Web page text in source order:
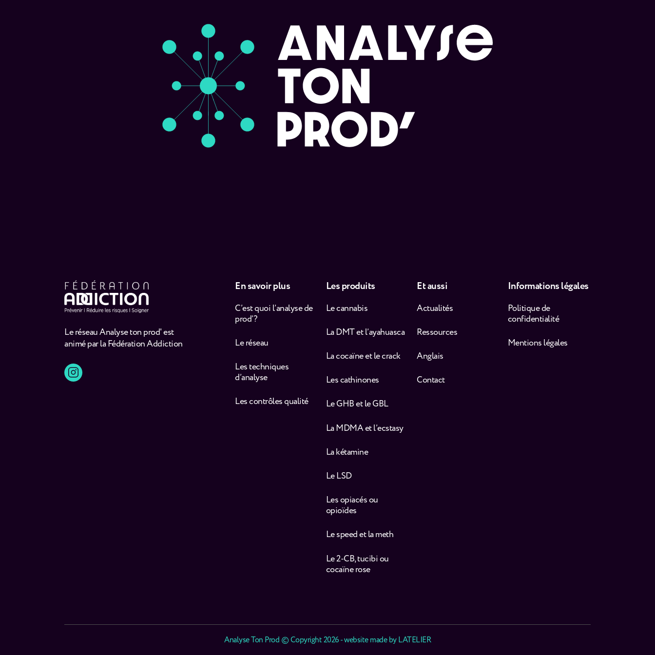
Le réseau Analyse ton prod' est
animé par la Fédération Addiction
En savoir plus
C’est quoi l’analyse de
prod’ ?
Le réseau
Les techniques
d’analyse
Les contrôles qualité
Les produits
Le cannabis
La DMT et l’ayahuasca
La cocaïne et le crack
Les cathinones
Le GHB et le GBL
La MDMA et l’ecstasy
La kétamine
Le LSD
Les opiacés ou
opioïdes
Le speed et la meth
Le 2-CB, tucibi ou
cocaïne rose
Et aussi
Actualités
Ressources
Anglais
Contact
Informations légales
Politique de
confidentialité
Mentions légales
Analyse Ton Prod © Copyright 2026 - website made byLATELIER